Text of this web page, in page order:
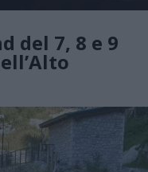
del 7, 8 e 9